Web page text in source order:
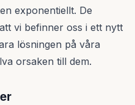
exponentiellt. De
vi befinner oss i ett nytt
lösningen på våra
orsaken till dem.